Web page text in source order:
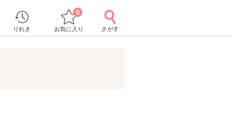
りれき お気に入り
0
さがす